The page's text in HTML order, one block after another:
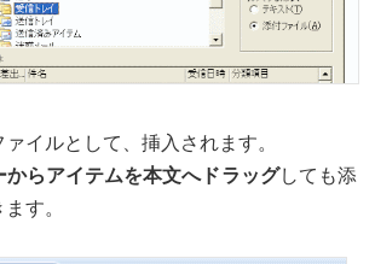
イルとして、挿入されます。
からアイテムを本文へドラッグしても添
す。